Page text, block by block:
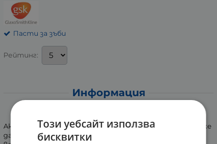
Пасти за зъби
Рейтинг:
Информация
Ако плюете кръв, когато си миете зъбите, това може
да е един от първите признаци на заболяване на
Този уебсайт използва
бисквитки